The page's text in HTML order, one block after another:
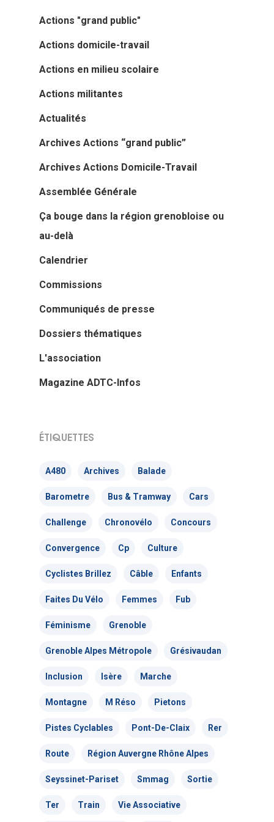
Actions "grand public"
Actions domicile-travail
Actions en milieu scolaire
Actions militantes
Actualités
Archives Actions “grand public”
Archives Actions Domicile-Travail
Assemblée Générale
Ça bouge dans la région grenobloise ou
au-delà
Calendrier
Commissions
Communiqués de presse
Dossiers thématiques
L'association
Magazine ADTC-Infos
ÉTIQUETTES
A480 Archives Balade
Barometre Bus & Tramway Cars
Challenge Chronovélo Concours
Convergence Cp Culture
Cyclistes Brillez Câble Enfants
Faites Du Vélo Femmes Fub
Féminisme Grenoble
Grenoble Alpes Métropole Grésivaudan
Inclusion Isère Marche
Montagne M Réso Pietons
Pistes Cyclables Pont-De-Claix Rer
Route Région Auvergne Rhône Alpes
Seyssinet-Pariset Smmag Sortie
Ter Train Vie Associative
Actualités
Actions Grand
Public
Convergences Vélo
Véloparade des
Nous faire
intervenir